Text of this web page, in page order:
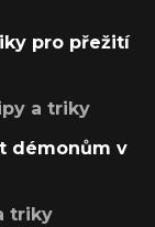
pro přežití
a triky
démonům v
triky